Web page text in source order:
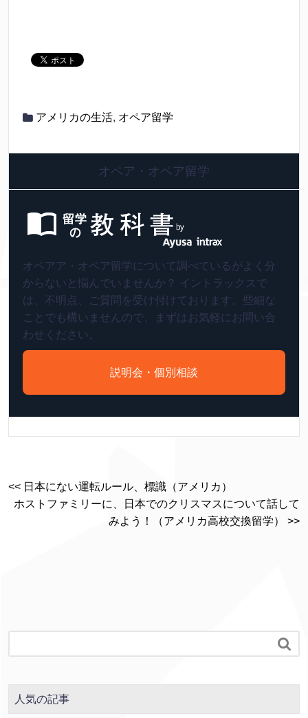
アメリカの生活, オペア留学
オペア・オペア留学
オペアア・オペア留学について調べているがよく分
からないと悩んでいませんか？ イントラックスで
は、不明点、ご質問を受け付けております。些細な
ことでも構いませんので、まずはお気軽にお問い合
わせください。
説明会・個別相談
<< 日本にない運転ルール、標識（アメリカ）
ホストファミリーに、日本でのクリスマスについて話して
みよう！（アメリカ高校交換留学） >>

人気の記事